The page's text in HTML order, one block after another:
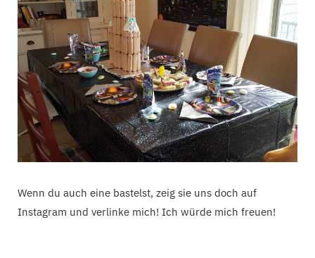
Wenn du auch eine bastelst, zeig sie uns doch auf
Instagram und verlinke mich! Ich würde mich freuen!